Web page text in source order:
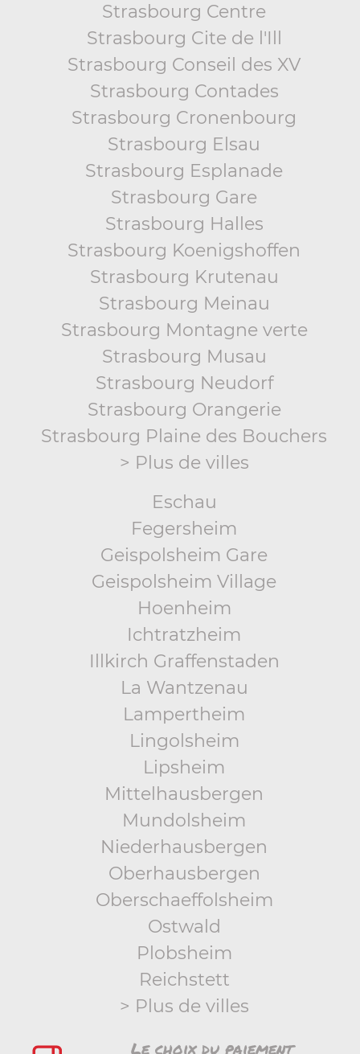
Strasbourg Centre
Strasbourg Cite de l'Ill
Strasbourg Conseil des XV
Strasbourg Contades
Strasbourg Cronenbourg
Strasbourg Elsau
Strasbourg Esplanade
Strasbourg Gare
Strasbourg Halles
Strasbourg Koenigshoffen
Strasbourg Krutenau
Strasbourg Meinau
Strasbourg Montagne verte
Strasbourg Musau
Strasbourg Neudorf
Strasbourg Orangerie
Strasbourg Plaine des Bouchers
> Plus de villes
Eschau
Fegersheim
Geispolsheim Gare
Geispolsheim Village
Hoenheim
Ichtratzheim
Illkirch Graffenstaden
La Wantzenau
Lampertheim
Lingolsheim
Lipsheim
Mittelhausbergen
Mundolsheim
Niederhausbergen
Oberhausbergen
Oberschaeffolsheim
Ostwald
Plobsheim
Reichstett
> Plus de villes
Le choix du paiement